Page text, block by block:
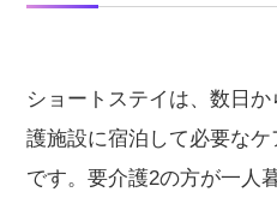
ショートステイは、数日
護施設に宿泊して必要な
です。要介護2の方が一人